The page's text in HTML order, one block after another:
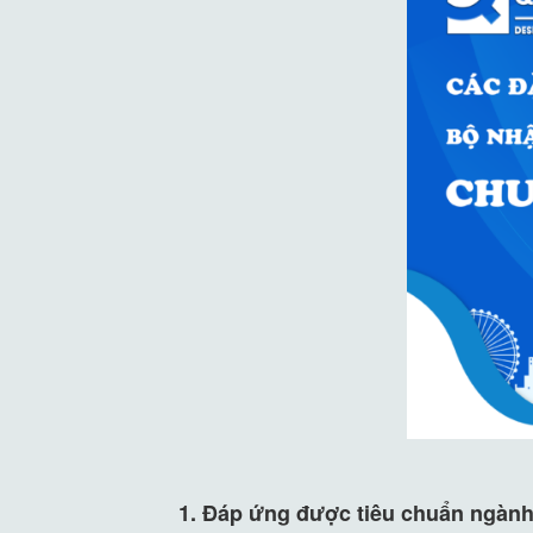
1. Đáp ứng được tiêu chuẩn